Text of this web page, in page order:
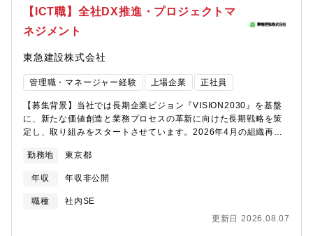
実行まで一貫して推進できます。また、グローバル環境で各拠点
を巻き込みながら、世界レベルのセキュリティ体制構築を主導で
きる環境があります。■職務内容機微な情報を扱う管理システムに
計・運用設計を担当いただきます。機密性・完全性・可用性を踏
まえたシステムの全体設計を行い、利用部門・運用部門と連携し
ながら、全社・グループで継続的に運用できる仕組みとして定着
ションは上流工程および全体設計・推進が中心となります。■具体
的な業務内容・ユーザー部門と連携した、守るべき情報・業務フ
ローの整理および要件定義・機微情報管理システムの企画、要
求・仕様の整理・アクセス制御や暗号化など、セキュリティを踏
まえたシステム全体設計・利用部門・運用部門と連携した運用設
ジェクト推進◎求める人物像◎情報セキュリティに対する強い使
命感を持ち、グループ全体をサイバー攻撃や情報漏えいから守る
【ICT職】全社DX推進・プロジェクトマ
ネジメント
東急建設株式会社
管理職・マネージャー経験 上場企業 正社員
【募集背景】当社では長期企業ビジョン『VISION2030』を基盤
に、新たな価値創造と業務プロセスの革新に向けた長期戦略を策
定し、取り組みをスタートさせています。2026年4月の組織再編
部が新たに発足しました。「ビジネスに直結するDX」への転換を
加速するため、全社横断のデジタル・IT施策の企画・推進をリー
ドし、プロジェクトマネジメント業務を担っていただける方を募
集します。【仕事内容】デジタル推進室 デジタル戦略部（戦略・
す。・全社デジタル・IT戦略の策定・推進および関連プロジェク
勤務地 東京都
年収 年収非公開
職種
社内SE
更新日 2026.08.07